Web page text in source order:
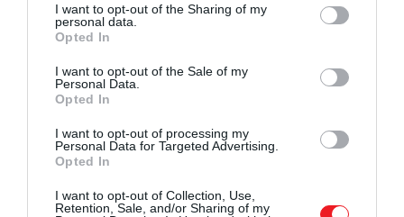
not limited to your visit or usage behaviour. You may click to
grant or deny consent to Google and its third-party tags to
use your data for below specified purposes in below Google
consent section.
I want to opt-out of the Sharing of my
personal data.
Opted In
I want to opt-out of the Sale of my
Personal Data.
Opted In
I want to opt-out of processing my
Personal Data for Targeted Advertising.
Opted In
I want to opt-out of Collection, Use,
Retention, Sale, and/or Sharing of my